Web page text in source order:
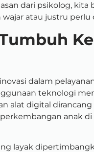
dari psikolog, kita
atau justru
dalam
teknologi
alat digital
anak
layak